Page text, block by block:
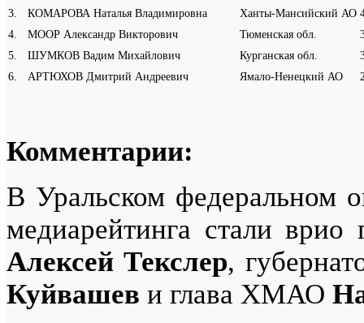
3. КОМАРОВА Наталья Владимировна Ханты-Мансийский АО
4. МООР Александр Викторович Тюменская обл.
5. ШУМКОВ Вадим Михайлович Курганская обл.
6. АРТЮХОВ Дмитрий Андреевич Ямало-Ненецкий АО
Комментарии:
В Уральском федеральном
медиарейтинга стали врио
Алексей Текслер,
Куйвашев и глава ХМАО